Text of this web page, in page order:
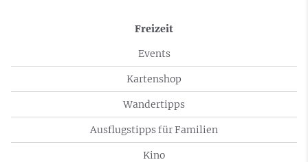
Freizeit
Events
Kartenshop
Wandertipps
Ausflugstipps für Familien
Kino